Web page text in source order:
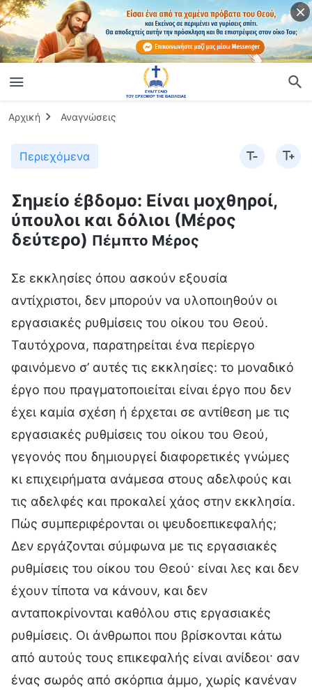
Αρχική Αναγνώσεις
Περιεχόμενα
Σημείο έβδομο: Είναι μοχθηροί,
ύπουλοι και δόλιοι (Μέρος
δεύτερο) Πέμπτο Μέρος
Σε εκκλησίες όπου ασκούν εξουσία
αντίχριστοι, δεν μπορούν να υλοποιηθούν οι
εργασιακές ρυθμίσεις του οίκου του Θεού.
Ταυτόχρονα, παρατηρείται ένα περίεργο
φαινόμενο σ’ αυτές τις εκκλησίες: το μοναδικό
έργο που πραγματοποιείται είναι έργο που δεν
έχει καμία σχέση ή έρχεται σε αντίθεση με τις
εργασιακές ρυθμίσεις του οίκου του Θεού,
γεγονός που δημιουργεί διαφορετικές γνώμες
κι επιχειρήματα ανάμεσα στους αδελφούς και
τις αδελφές και προκαλεί χάος στην εκκλησία.
Πώς συμπεριφέρονται οι ψευδοεπικεφαλής;
Δεν εργάζονται σύμφωνα με τις εργασιακές
ρυθμίσεις του οίκου του Θεού· είναι λες και δεν
έχουν τίποτα να κάνουν, και δεν
ανταποκρίνονται καθόλου στις εργασιακές
ρυθμίσεις. Οι άνθρωποι που βρίσκονται κάτω
από αυτούς τους επικεφαλής είναι ανίδεοι· σαν
ένας σωρός από σκόρπια άμμο, χωρίς κανέναν